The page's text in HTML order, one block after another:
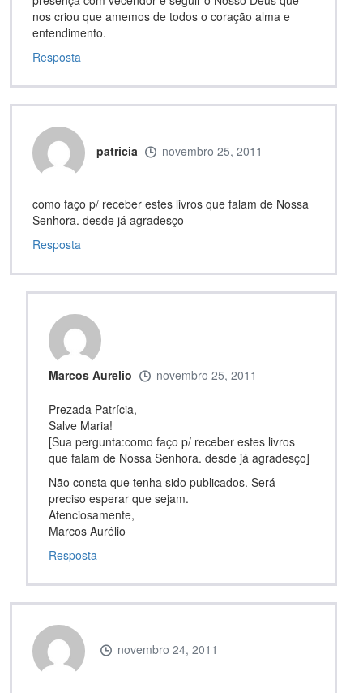
nos criou que amemos de todos o coração alma e
entendimento.
Resposta
patricia novembro 25, 2011
como faço p/ receber estes livros que falam de Nossa
Senhora. desde já agradesço
Resposta
Marcos Aurelio novembro 25, 2011
Prezada Patrícia,
Salve Maria!
[Sua pergunta:como faço p/ receber estes livros
que falam de Nossa Senhora. desde já agradesço]
Não consta que tenha sido publicados. Será
preciso esperar que sejam.
Atenciosamente,
Marcos Aurélio
Resposta
novembro 24, 2011